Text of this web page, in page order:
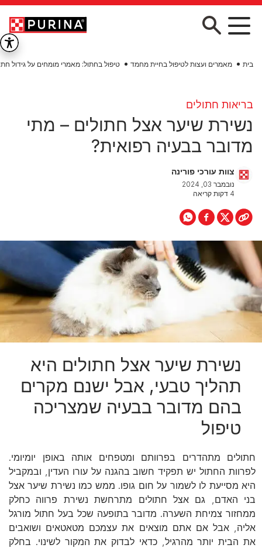
Skip to main content
בית מאמרים ועצות לטיפול בחיית מחמד טיפול בחתול: מאמרי מומחים על גידול
בריאות חתולים
נשירת שיער אצל חתולים – מתי
מדובר בבעיה רפואית?
צוות עורכי פורינה
נובמבר 03, 2024
4 דקות קריאה
נשירת שיער אצל חתולים היא
תהליך טבעי, אבל ישנם מקרים
בהם מדובר בבעיה שמצריכה
טיפול
חתולים מתהדרים בפרוותם ומטפחים אותה באופן יומיומי.
לפרוות החתול יש תפקיד חשוב בהגנה על עורו העדין, ובמקביל
היא מסייעת לו לשמור על חום גופו. ממש כמו נשירת שיער אצל
בני האדם, גם אצל חתולים מתרחשת נשירת פרווה כחלק
ממחזור צמיחת השערה. מדובר בתופעה שכל בעל חתול מורגל
אליה, אבל אם אתם מוצאים את עצמכם מטאטאים ושואבים
את הבית יותר מהרגיל, כדאי לבדוק את המקור לשינוי. בחלק